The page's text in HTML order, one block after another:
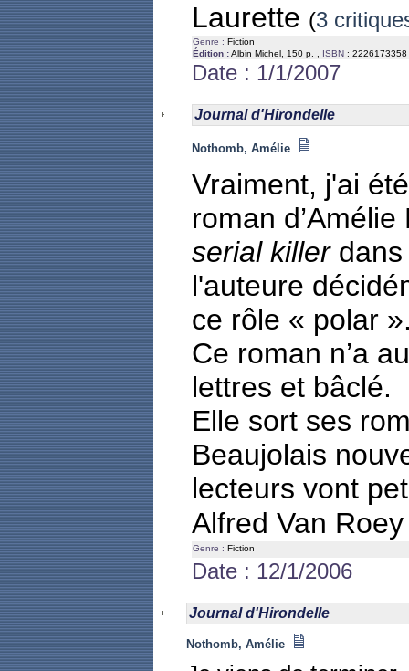
Laurette (3
Genre : Fiction
Édition :Albin Michel, 150 p. , ISBN : 2226173358
Date : 1/1/2007
Journal d'Hirondelle
Nothomb, Amélie
Vraiment, j'ai
roman
serial killerdans
l'auteure
ce rôle « polar
Ce roman n’a
lettres et bâclé.
Elle sort ses
Beaujolais
lecteurs vont
Alfred Van
Genre : Fiction
Date : 12/1/2006
Journal d'Hirondelle
Nothomb, Amélie